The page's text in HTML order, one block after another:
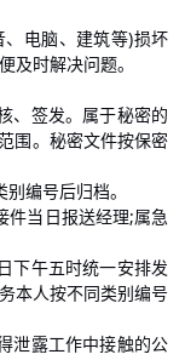
电脑、建筑等)损坏
及时解决问题。
签发。属于秘密的
围。秘密文件按保密
编号后归档。
当日报送经理;属急
午五时统一安排发
本人按不同类别编号
露工作中接触的公